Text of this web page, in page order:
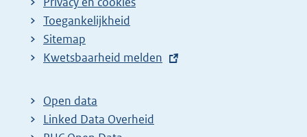
Toegankelijkheid
Sitemap
E
t
e
r
Kwetsbaarheid melden
Open data
Linked Data Overheid